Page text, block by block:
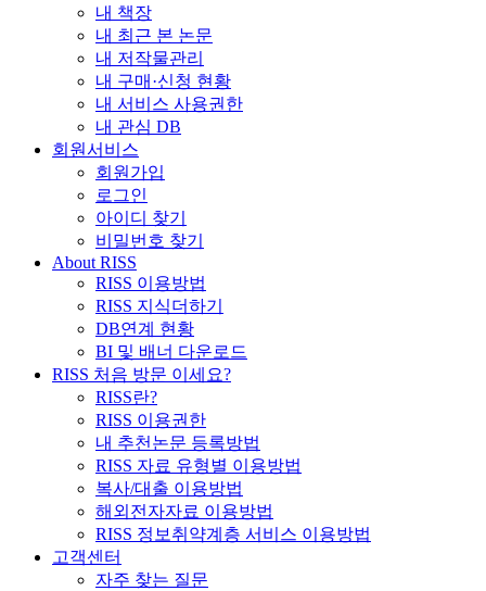
내 책장
내 최근 본 논문
내 저작물관리
내 구매·신청 현황
내 서비스 사용권한
내 관심 DB
회원서비스
회원가입
로그인
아이디 찾기
비밀번호 찾기
About RISS
RISS 이용방법
RISS 지식더하기
DB연계 현황
BI 및 배너 다운로드
RISS 처음 방문 이세요?
RISS란?
RISS 이용권한
내 추천논문 등록방법
RISS 자료 유형별 이용방법
복사/대출 이용방법
해외전자자료 이용방법
RISS 정보취약계층 서비스 이용방법
고객센터
자주 찾는 질문